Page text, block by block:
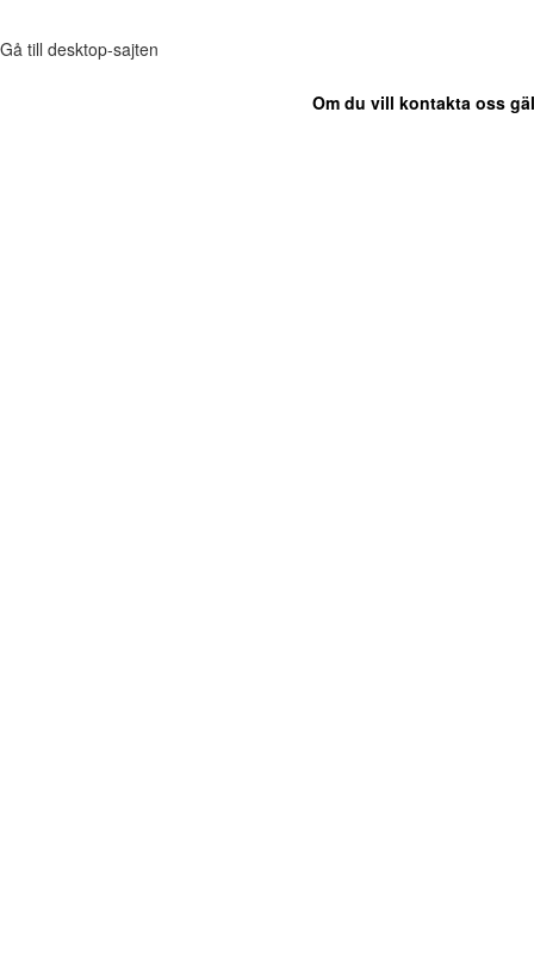
Gå till desktop-sajten
Om du vill kontakta oss